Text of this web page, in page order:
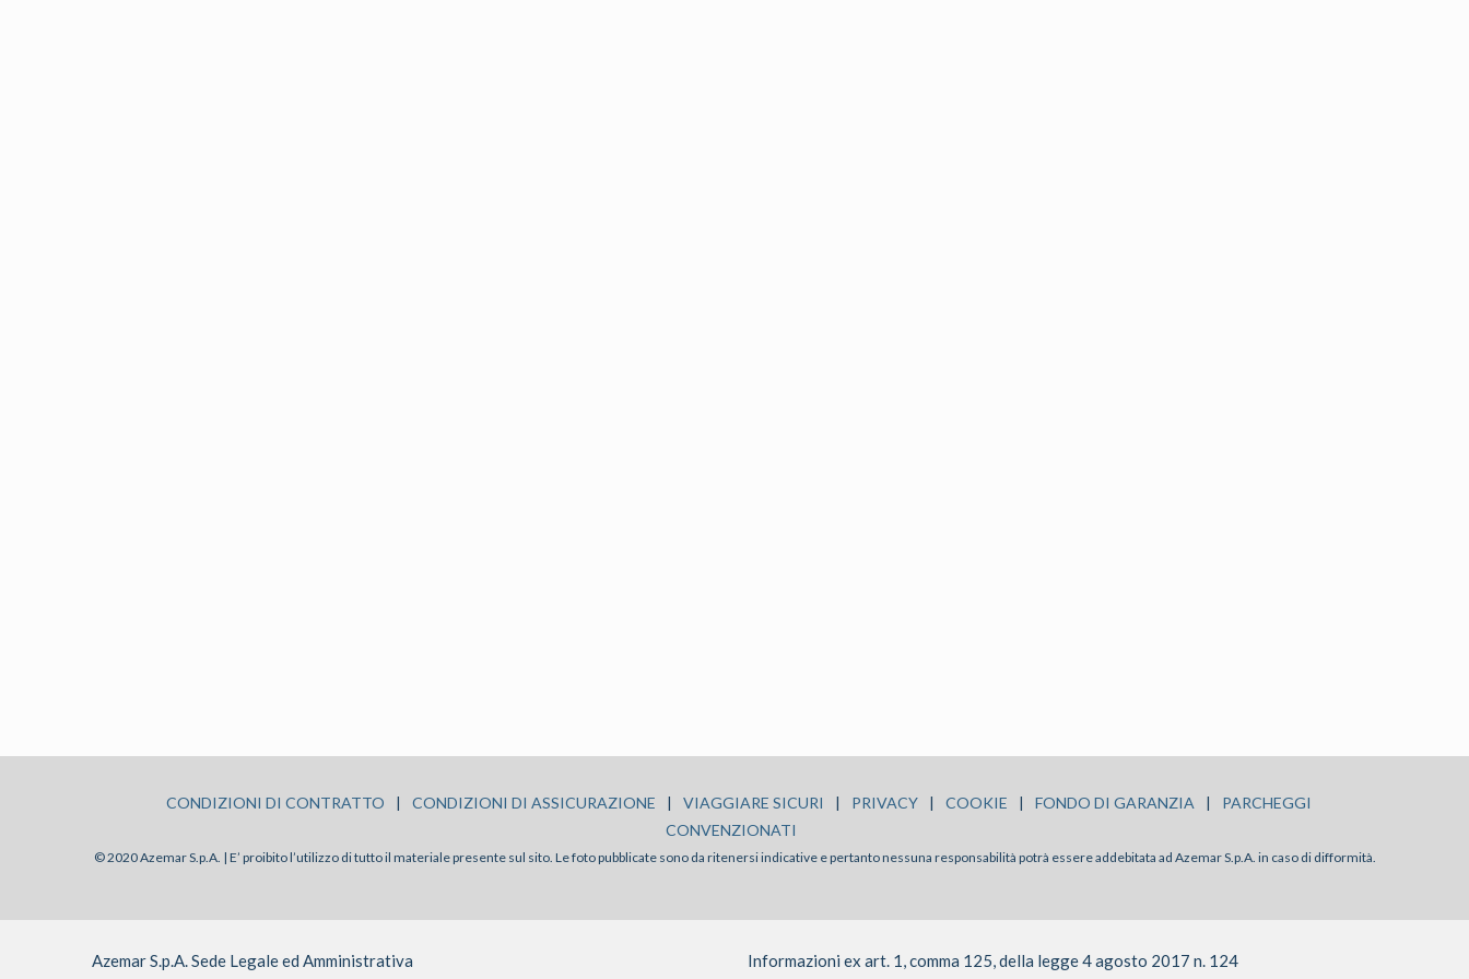
CONDIZIONI DI CONTRATTO | CONDIZIONI DI ASSICURAZIONE | VIAGGIARE SICURI | PRIVACY | COOKIE | FONDO DI GARANZIA |
PARCHEGGI
CONVENZIONATI
© 2020 Azemar S.p.A. | E’ proibito l’utilizzo di tutto il materiale presente sul sito. Le foto pubblicate sono da ritenersi indicative e pertanto nessuna responsabilità potrà essere addebitata ad Azemar S.p.A. in caso di difformità.
Azemar S.p.A. Sede Legale ed Amministrativa
Informazioni ex art. 1, comma 125, della legge 4 agosto 2017 n. 124